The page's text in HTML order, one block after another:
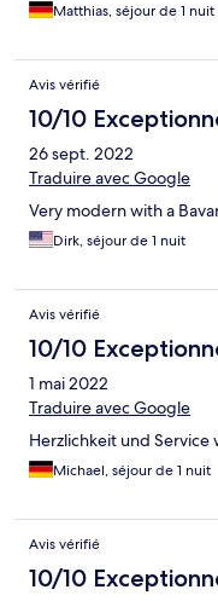
Matthias, séjour de 1 nuit
Avis vérifié
10/10
26 sept. 2022
Traduire avec Google
Very modern with a
Dirk, séjour de 1 nuit
Avis vérifié
10/10
1 mai 2022
Traduire avec Google
Herzlichkeit und Service
Michael, séjour de 1 nuit
Avis vérifié
10/10